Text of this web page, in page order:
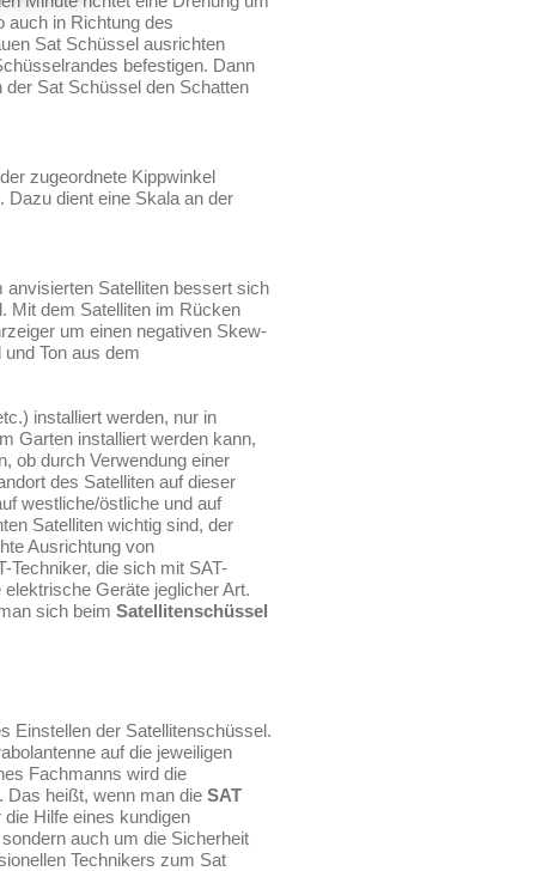
auch in Richtung des
Sat Schüssel ausrichten
befestigen. Dann
Sat Schüssel den Schatten
zugeordnete Kippwinkel
Dazu dient eine Skala an der
anvisierten Satelliten bessert sich
Mit dem Satelliten im Rücken
um einen negativen Skew-
Ton aus dem
installiert werden, nur in
Garten installiert werden kann,
ob durch Verwendung einer
des Satelliten auf dieser
westliche/östliche und auf
Satelliten wichtig sind, der
Ausrichtung von
Techniker, die sich mit SAT-
Geräte jeglicher Art.
sich beim Satellitenschüssel
Einstellen der Satellitenschüssel.
auf die jeweiligen
Fachmanns wird die
Das heißt, wenn man die SAT
Hilfe eines kundigen
auch um die Sicherheit
Technikers zum Sat